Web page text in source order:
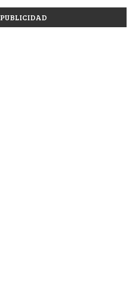
PUBLICIDAD